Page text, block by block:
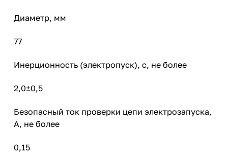
Диаметр, мм
77
Инерционность (электропуск), с, не более
2,0±0,5
Безопасный ток проверки цепи электрозапуска,
А, не более
0,15